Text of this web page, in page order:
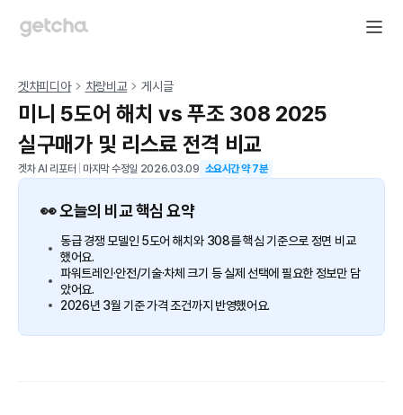
겟차피디아 차량비교 게시글
미니 5도어 해치 vs 푸조 308 2025
실구매가 및 리스료 전격 비교
겟차 AI 리포터 마지막 수정일 2026.03.09 소요시간 약7분
👀 오늘의 비교 핵심 요약
동급 경쟁 모델인 5도어 해치와 308를 핵심 기준으로 정면 비교
했어요.
파워트레인·안전/기술·차체 크기 등 실제 선택에 필요한 정보만 담
았어요.
2026년 3월 기준 가격 조건까지 반영했어요.